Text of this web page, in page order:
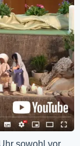
sowohl vor